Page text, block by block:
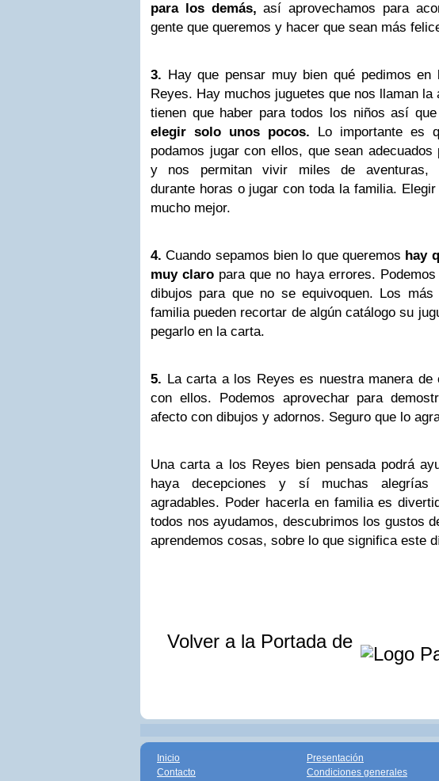
para los demás, así aprovechamos para
gente que queremos y hacer que sean más
3. Hay que pensar muy bien qué pedimos
Reyes. Hay muchos juguetes que nos llaman la
tienen que haber para todos los niños así
elegir solo unos pocos. Lo importante es
podamos jugar con ellos, que sean adecuados
y nos permitan vivir miles de aventuras,
durante horas o jugar con toda la familia.
mucho mejor.
4. Cuando sepamos bien lo que queremos hay
muy claro para que no haya errores.
dibujos para que no se equivoquen. Los
familia pueden recortar de algún catálogo su
pegarlo en la carta.
5. La carta a los Reyes es nuestra manera de
con ellos. Podemos aprovechar para
afecto con dibujos y adornos. Seguro que lo
Una carta a los Reyes bien pensada podrá
haya decepciones y sí muchas alegrías
agradables. Poder hacerla en familia es
todos nos ayudamos, descubrimos los gustos
aprendemos cosas, sobre lo que significa este
Volver a la Portada de
Inicio
Contacto
Presentación
Condiciones generales